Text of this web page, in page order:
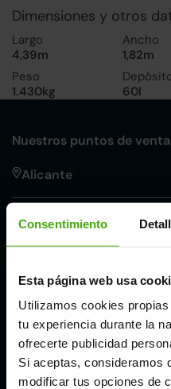
Consentimiento
Esta página web usa
Utilizamos cookies
tu experiencia durante la
ofrecerte publicidad
Si aceptas, consideramos
modificar tus opciones de
Dimensiones y otros
Largo
4,39m
Ancho
1,82m
Peso
1.430kg
60l
Nuestros puntos de
Alicante
Córdoba
Madrid
Málaga
Valencia